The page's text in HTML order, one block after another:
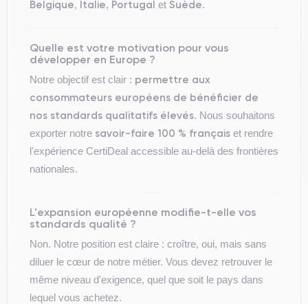
Belgique, Italie, Portugal et Suède.
Quelle est votre motivation pour vous
développer en Europe ?
Notre objectif est clair : permettre aux
consommateurs européens de bénéficier de
nos standards qualitatifs élevés. Nous souhaitons
exporter notre savoir-faire 100 % français et rendre
l'expérience CertiDeal accessible au-delà des frontières
nationales.
L'expansion européenne modifie-t-elle vos
standards qualité ?
Non. Notre position est claire : croître, oui, mais sans
diluer le cœur de notre métier. Vous devez retrouver le
même niveau d'exigence, quel que soit le pays dans
lequel vous achetez.